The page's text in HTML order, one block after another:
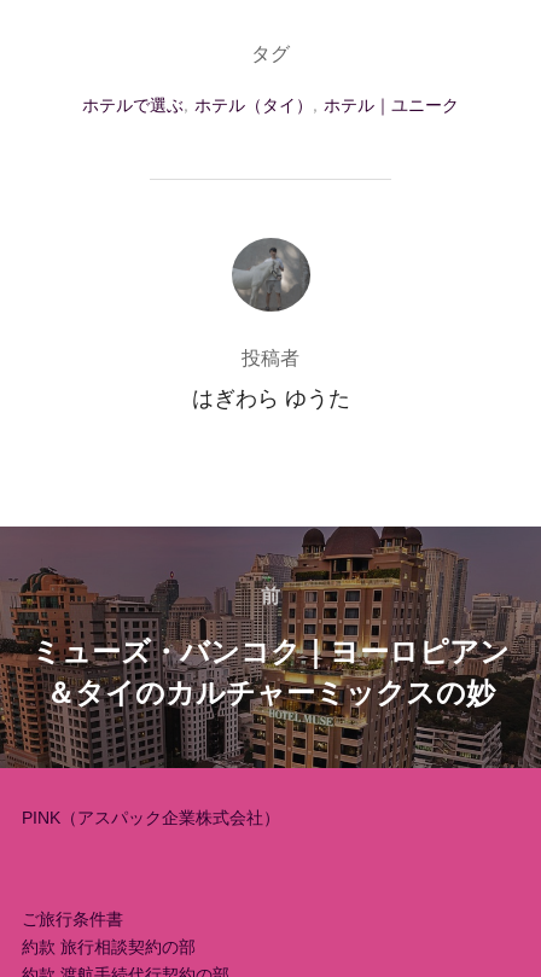
タグ
ホテルで選ぶ, ホテル（タイ） , ホテル｜ユニーク
投稿者
投稿者
はぎわら ゆうた
稿
ナ
ビ
ゲ
ー
ョ
前
前
ミューズ・バンコク｜ヨーロピアン
＆タイのカルチャーミックスの妙
PINK（アスパック企業株式会社）
ご旅行条件書
約款 旅行相談契約の部